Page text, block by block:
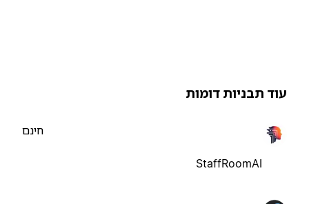
תבניות דומות
StaffRoomAI